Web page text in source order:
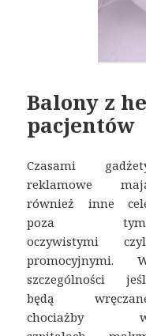
Balony z
pacjentów
Czasami
reklamowe
również inne
poza
oczywistymi
promocyjnymi.
szczególności
będą
chociażby